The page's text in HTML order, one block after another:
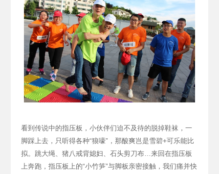
看到传说中的指压板，小伙伴们迫不及待的脱掉鞋袜，一
脚踩上去，只听得各种“狼嚎”，那酸爽岂是雪碧+可乐能比
拟。跳大绳、猪八戒背媳妇、石头剪刀布…来回在指压板
上奔跑，指压板上的“小竹笋”与脚板亲密接触，我们痛并快